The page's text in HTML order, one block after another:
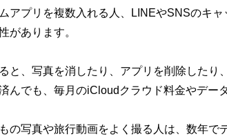
アプリを複数入れる人、LINEやSNSのキ
があります。
と、写真を消したり、アプリを削除したり
んでも、毎月のiCloudクラウド料金やデー
の写真や旅行動画をよく撮る人は、数年